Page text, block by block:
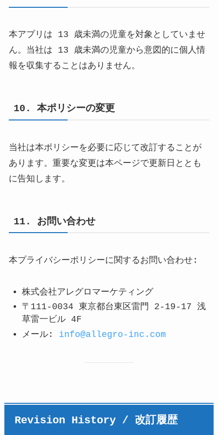
本アプリは 13 歳未満の児童を対象としていませ
ん。当社は 13 歳未満の児童から意図的に個人情
報を収集することはありません。
10. 本ポリシーの変更
当社は本ポリシーを必要に応じて改訂することが
あります。重要な変更は本ページで更新日ととも
に告知します。
11. お問い合わせ
本プライバシーポリシーに関するお問い合わせ:
株式会社アレグロマーケティング
〒111-0034 東京都台東区雷門 2-19-17 浅
草雷一ビル 4F
メール: info@allegro-inc.com
Revision History / 改訂履歴